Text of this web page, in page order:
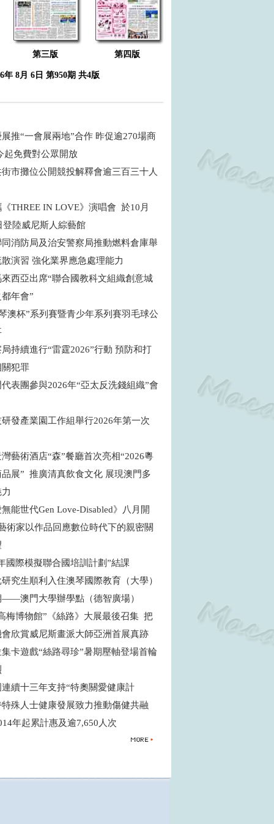
第三版 第四版
年 8月 6日 第950期 共4版
推“一會展兩地”合作 昨促逾270場商
起免費對公眾開放
市攤位公開競投解釋會逾三百三十人
THREE IN LOVE》演唱會 於10月
登陸威尼斯人綜藝館
消防局及治安警察局推動燃料倉庫舉
演習 強化業界應急處理能力
西亞出席“聯合國教科文組織創意城
年會”
澳杯”系列賽暨青少年系列賽羽毛球公
持續進行“雷霆2026”行動 預防和打
犯罪
表團參與2026年“亞太反洗錢組織”會
發產業園工作組舉行2026年第一次
藝術酒店“森”餐廳首次亮相“2026粵
展” 推廣清真飲食文化 展現澳門多
能世代Gen Love-Disabled》八月開
術家以作品回應數位時代下的親密關
國際模擬聯合國培訓計劃”結課
究生順利入住澳琴國際教育（大學）
——澳門大學辦學點（德智廣場）
梅博物館”《絲路》大展最後召集 把
欣賞威尼斯畫派大師亞洲首展真跡
卡遊戲“絲路尋珍”暑期壓軸登場首輪
續十三年支持“特奧關愛健康計
殊人士健康發展致力推動傷健共融
年起累計惠及逾7,650人次